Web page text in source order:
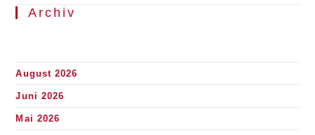
Archiv
August 2026
Juni 2026
Mai 2026